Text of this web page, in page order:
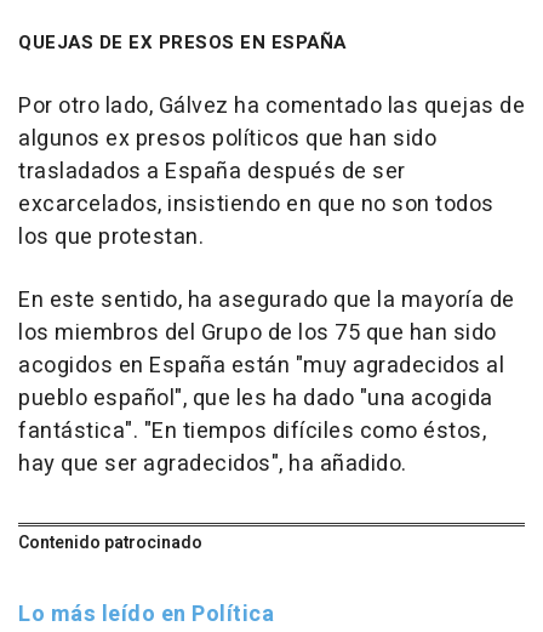
QUEJAS DE EX PRESOS EN ESPAÑA
Por otro lado, Gálvez ha comentado las quejas de
algunos ex presos políticos que han sido
trasladados a España después de ser
excarcelados, insistiendo en que no son todos
los que protestan.
En este sentido, ha asegurado que la mayoría de
los miembros del Grupo de los 75 que han sido
acogidos en España están "muy agradecidos al
pueblo español", que les ha dado "una acogida
fantástica". "En tiempos difíciles como éstos,
hay que ser agradecidos", ha añadido.
Contenido patrocinado
Lo más leído en Política